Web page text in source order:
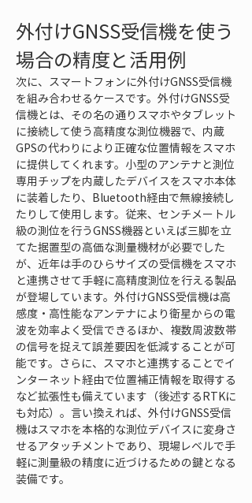
外付けGNSS受信機を使う
場合の精度と活用例
次に、スマートフォンに外付けGNSS受信機
を組み合わせるケースです。外付けGNSS受
信機とは、その名の通りスマホやタブレット
に接続して使う高精度な測位機器で、内蔵
GPSの代わりにより正確な位置情報をスマホ
に提供してくれます。小型のアンテナと測位
専用チップを内蔵したデバイスをスマホ本体
に装着したり、Bluetooth経由で無線接続し
たりして使用します。従来、センチメートル
級の測位を行うGNSS機器といえば三脚を立
てた据置型の高価な測量機材が必要でした
が、近年は手のひらサイズの受信機をスマホ
と連携させて手軽に高精度測位を行える製品
が登場しています。外付けGNSS受信機は高
感度・高性能なアンテナにより衛星からの電
波を効率よく受信できるほか、複数周波数帯
の信号を捉えて誤差要因を低減することが可
能です。さらに、スマホと連携することでイ
ンターネット経由で位置補正情報を取得する
など拡張性も備えています（後述するRTKに
も対応）。言い換えれば、外付けGNSS受信
機はスマホを本格的な測位デバイスに変身さ
せるアタッチメントであり、現場レベルで手
軽に測量級の精度に近づけるための鍵となる
装備です。